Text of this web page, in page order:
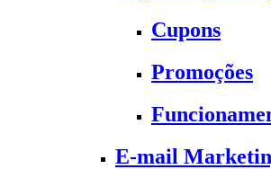
Cupons
Promoções
E-mail